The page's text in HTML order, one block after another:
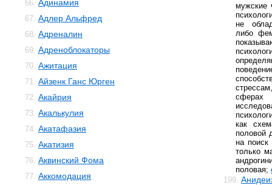
66. Адинамия
67. Адлер Альфред
68. Адреналин
69. Адреноблокаторы
70. Ажитация
71. Айзенк Ганс Юрген
72. Акайрия
73. Акалькулия
74. Акатафазия
75. Акатизия
76. Аквинский Фома
77. Аккомодация
мужские
не
либо
сферах
как
половой
на
только
половая;
199.